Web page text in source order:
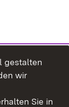
gestalten
wir
Sie in